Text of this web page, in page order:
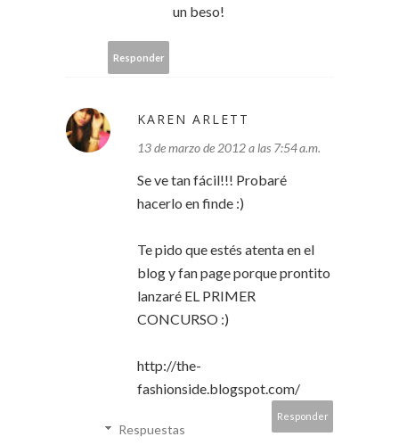
un beso!
Responder
KAREN ARLETT
13 de marzo de 2012 a las 7:54 a.m.
Se ve tan fácil!!! Probaré
hacerlo en finde :)
Te pido que estés atenta en el
blog y fan page porque prontito
lanzaré EL PRIMER
CONCURSO :)
http://the-
fashionside.blogspot.com/
Responder
Respuestas